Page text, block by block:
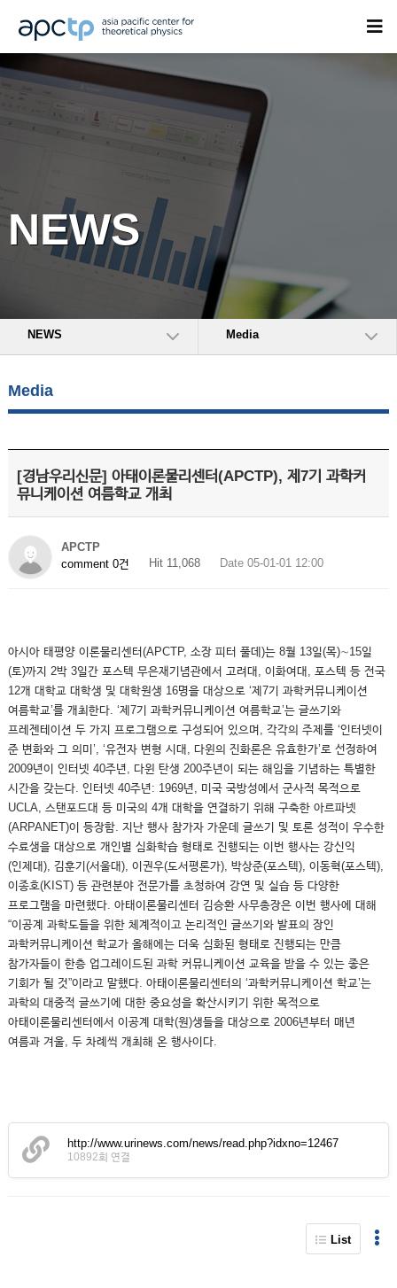
NEWS
NEWS Media
Media
[경남우리신문] 아태이론물리센터(APCTP), 제7기 과학커
뮤니케이션 여름학교 개최
APCTP
comment 0건
Hit 11,068 Date 05-01-01 12:00
아시아 태평양 이론물리센터(APCTP, 소장 피터 풀데)는 8월 13일(목)∼15일
(토)까지 2박 3일간 포스텍 무은재기념관에서 고려대, 이화여대, 포스텍 등 전국
12개 대학교 대학생 및 대학원생 16명을 대상으로 ‘제7기 과학커뮤니케이션
여름학교’를 개최한다. ‘제7기 과학커뮤니케이션 여름학교’는 글쓰기와
프레젠테이션 두 가지 프로그램으로 구성되어 있으며, 각각의 주제를 ‘인터넷이
준 변화와 그 의미’, ‘유전자 변형 시대, 다윈의 진화론은 유효한가’로 선정하여
2009년이 인터넷 40주년, 다윈 탄생 200주년이 되는 해임을 기념하는 특별한
시간을 갖는다. 인터넷 40주년: 1969년, 미국 국방성에서 군사적 목적으로
UCLA, 스탠포드대 등 미국의 4개 대학을 연결하기 위해 구축한 아르파넷
(ARPANET)이 등장함. 지난 행사 참가자 가운데 글쓰기 및 토론 성적이 우수한
수료생을 대상으로 개인별 심화학습 형태로 진행되는 이번 행사는 강신익
(인제대), 김훈기(서울대), 이권우(도서평론가), 박상준(포스텍), 이동혁(포스텍),
이종호(KIST) 등 관련분야 전문가를 초청하여 강연 및 실습 등 다양한
프로그램을 마련했다. 아태이론물리센터 김승환 사무총장은 이번 행사에 대해
“이공계 과학도들을 위한 체계적이고 논리적인 글쓰기와 발표의 장인
과학커뮤니케이션 학교가 올해에는 더욱 심화된 형태로 진행되는 만큼
참가자들이 한층 업그레이드된 과학 커뮤니케이션 교육을 받을 수 있는 좋은
기회가 될 것”이라고 말했다. 아태이론물리센터의 ‘과학커뮤니케이션 학교’는
과학의 대중적 글쓰기에 대한 중요성을 확산시키기 위한 목적으로
아태이론물리센터에서 이공계 대학(원)생들을 대상으로 2006년부터 매년
여름과 겨울, 두 차례씩 개최해 온 행사이다.
http://www.urinews.com/news/read.php?idxno=12467
10892회 연결
List